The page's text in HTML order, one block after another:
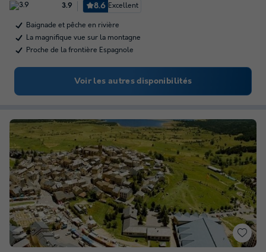
3.9 8.6 Excellent
Baignade et pêche en rivière
La magnifique vue sur la montagne
Proche de la frontière Espagnole
Voir les autres disponibilités